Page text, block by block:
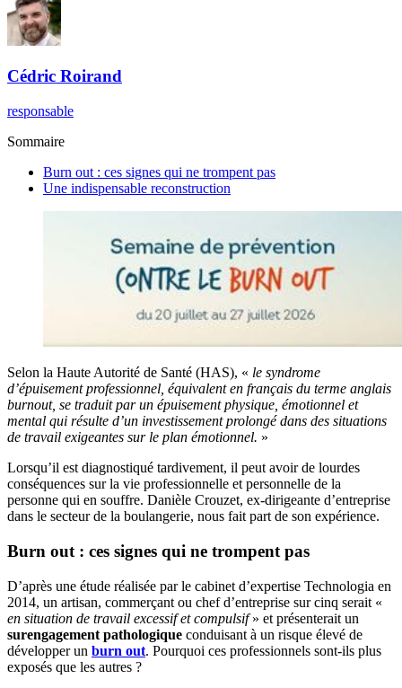
Cédric Roirand
responsable
Sommaire
Burn out : ces signes qui ne trompent pas
Une indispensable reconstruction
Selon la Haute Autorité de Santé (HAS), « le syndrome
d’épuisement professionnel, équivalent en français du terme anglais
burnout, se traduit par un épuisement physique, émotionnel et
mental qui résulte d’un investissement prolongé dans des situations
de travail exigeantes sur le plan émotionnel. »
Lorsqu’il est diagnostiqué tardivement, il peut avoir de lourdes
conséquences sur la vie professionnelle et personnelle de la
personne qui en souffre. Danièle Crouzet, ex-dirigeante d’entreprise
dans le secteur de la boulangerie, nous fait part de son expérience.
Burn out : ces signes qui ne trompent pas
D’après une étude réalisée par le cabinet d’expertise Technologia en
2014, un artisan, commerçant ou chef d’entreprise sur cinq serait «
en situation de travail excessif et compulsif» et présenterait un
surengagement pathologique conduisant à un risque élevé de
développer un burn out. Pourquoi ces professionnels sont-ils plus
exposés que les autres ?